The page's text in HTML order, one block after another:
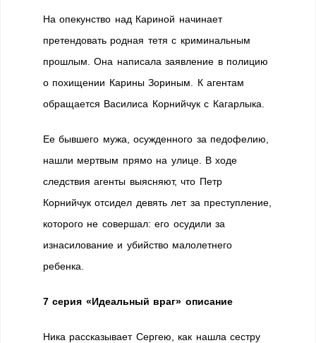
На опекунство над Кариной начинает
претендовать родная тетя с криминальным
прошлым. Она написала заявление в полицию
о похищении Карины Зориным. К агентам
обращается Василиса Корнийчук с Кагарлыка.
Ее бывшего мужа, осужденного за педофелию,
нашли мертвым прямо на улице. В ходе
следствия агенты выясняют, что Петр
Корнийчук отсидел девять лет за преступление,
которого не совершал: его осудили за
изнасилование и убийство малолетнего
ребенка.
7 серия «Идеальный враг» описание
Ника рассказывает Сергею, как нашла сестру